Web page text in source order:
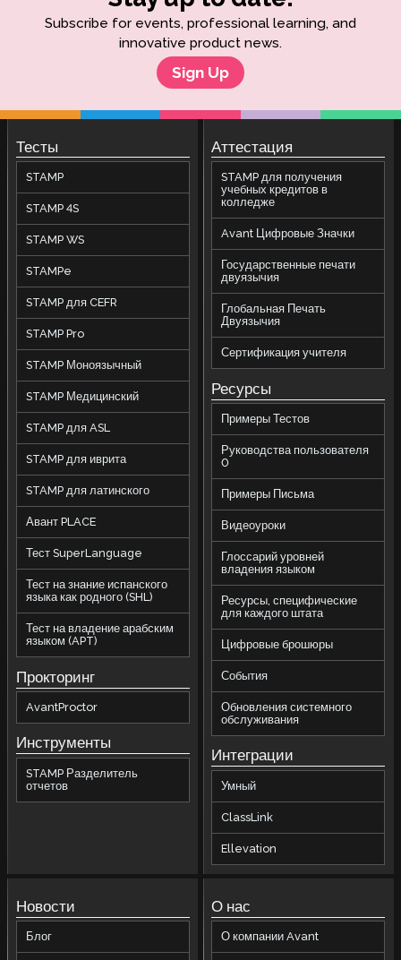
Subscribe for events, professional learning, and
innovative product news.
Sign Up
Тесты
STAMP
STAMP 4S
STAMP WS
STAMPe
STAMP для CEFR
STAMP Pro
STAMP Моноязычный
STAMP Медицинский
STAMP для ASL
STAMP для иврита
STAMP для латинского
Авант PLACE
Тест SuperLanguage
Тест на знание испанского
языка как родного (SHL)
Тест на владение арабским
языком (APT)
Прокторинг
AvantProctor
Инструменты
STAMP Разделитель
отчетов
Аттестация
STAMP для получения
учебных кредитов в
колледже
Avant Цифровые Значки
Государственные печати
двуязычия
Глобальная Печать
Двуязычия
Сертификация учителя
Ресурсы
Примеры Тестов
Руководства пользователя
0
Примеры Письма
Видеоуроки
Глоссарий уровней
владения языком
Ресурсы, специфические
для каждого штата
Цифровые брошюры
События
Обновления системного
обслуживания
Интеграции
Умный
ClassLink
Ellevation
Новости
Блог
О нас
О компании Avant